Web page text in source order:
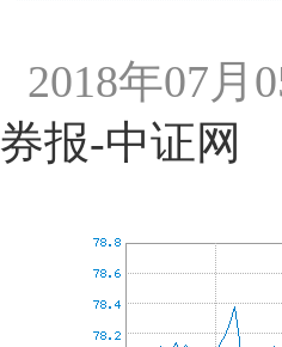
2018年07月
券报-中证网